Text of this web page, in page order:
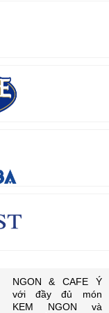
NGON & CAFE Ý
với đầy đủ món
KEM NGON và